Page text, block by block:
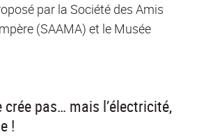
par la Société des Amis
(SAAMA) et le Musée
crée pas… mais l’électricité,
!